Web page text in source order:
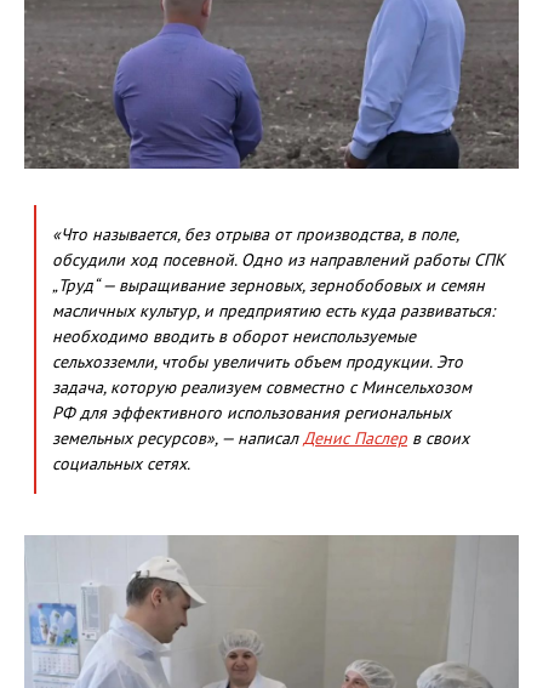
«Что называется, без отрыва от производства, в поле,
обсудили ход посевной. Одно из направлений работы СПК
„Труд“ — выращивание зерновых, зернобобовых и семян
масличных культур, и предприятию есть куда развиваться:
необходимо вводить в оборот неиспользуемые
сельхозземли, чтобы увеличить объем продукции. Это
задача, которую реализуем совместно с Минсельхозом
РФ для эффективного использования региональных
земельных ресурсов», — написал Денис Паслер в своих
социальных сетях.